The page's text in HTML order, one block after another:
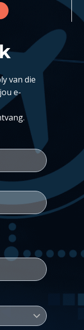
van die
e-